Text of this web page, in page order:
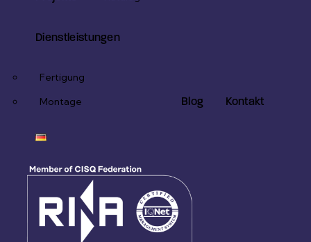
Dienstleistungen
Fertigung
Montage
Blog Kontakt